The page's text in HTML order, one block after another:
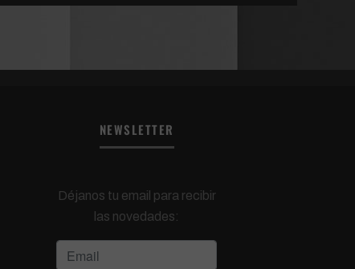
NEWSLETTER
Déjanos tu email para recibir
las novedades: